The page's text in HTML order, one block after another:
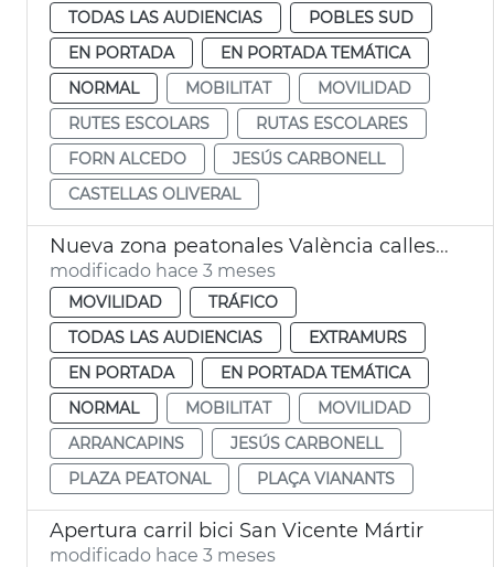
TODAS LAS AUDIENCIAS
POBLES SUD
EN PORTADA
EN PORTADA TEMÁTICA
NORMAL
MOBILITAT
MOVILIDAD
RUTES ESCOLARS
RUTAS ESCOLARES
FORN ALCEDO
JESÚS CARBONELL
CASTELLAS OLIVERAL
Nueva zona peatonales València calles Sant Francesc de Borja y Alzira
modificado hace 3 meses
MOVILIDAD
TRÁFICO
TODAS LAS AUDIENCIAS
EXTRAMURS
EN PORTADA
EN PORTADA TEMÁTICA
NORMAL
MOBILITAT
MOVILIDAD
ARRANCAPINS
JESÚS CARBONELL
PLAZA PEATONAL
PLAÇA VIANANTS
Apertura carril bici San Vicente Mártir
modificado hace 3 meses